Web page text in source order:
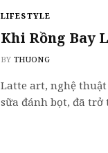
LIFESTYLE
Khi Rồng Bay
BY THUONG
Latte art, nghệ
sữa đánh bọt, đã